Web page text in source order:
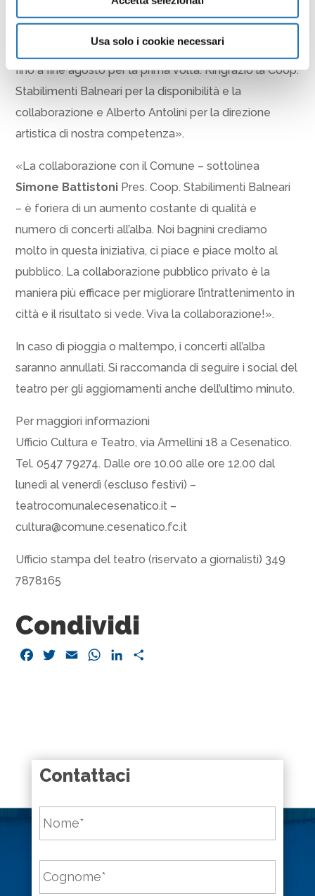
Usa solo i cookie necessari
anno c’è la volontà di presentarsi al pubblico con
qualcosa di nuovo. In questa stagione è aumentato il
numero di esibizioni ed è stato possibile estenderci
fino a fine agosto per la prima volta. Ringrazio la Coop.
Stabilimenti Balneari per la disponibilità e la
collaborazione e Alberto Antolini per la direzione
artistica di nostra competenza».
«La collaborazione con il Comune – sottolinea
Simone Battistoni Pres. Coop. Stabilimenti Balneari
– è foriera di un aumento costante di qualità e
numero di concerti all’alba. Noi bagnini crediamo
molto in questa iniziativa, ci piace e piace molto al
pubblico. La collaborazione pubblico privato è la
maniera più efficace per migliorare l’intrattenimento in
città e il risultato si vede. Viva la collaborazione!».
In caso di pioggia o maltempo, i concerti all’alba
saranno annullati. Si raccomanda di seguire i social del
teatro per gli aggiornamenti anche dell’ultimo minuto.
Per maggiori informazioni
Ufficio Cultura e Teatro, via Armellini 18 a Cesenatico.
Tel. 0547 79274. Dalle ore 10.00 alle ore 12.00 dal
lunedì al venerdì (escluso festivi) –
teatrocomunalecesenatico.it –
cultura@comune.cesenatico.fc.it
Ufficio stampa del teatro (riservato a giornalisti) 349
7878165
Condividi
Facebook
TwitterEmail WhatsApp
LinkedIn
Contattaci
Nome *
Cognome *